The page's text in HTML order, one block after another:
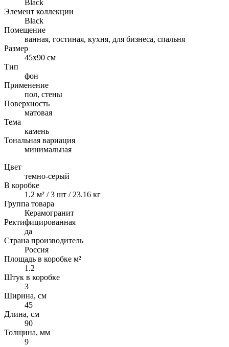
Black
Элемент коллекции
Black
Помещение
ванная, гостиная, кухня, для бизнеса, спальня
Размер
45x90 см
Тип
фон
Применение
пол, стены
Поверхность
матовая
Тема
камень
Тональная вариация
минимальная
Цвет
темно-серый
В коробке
1.2 м² / 3 шт / 23.16 кг
Группа товара
Керамогранит
Ректифицированная
да
Страна производитель
Россия
Площадь в коробке м²
1.2
Штук в коробке
3
Ширина, см
45
Длина, см
90
Толщина, мм
9